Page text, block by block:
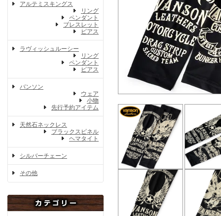
アルテミスキングス
リング
ペンダント
ブレスレット
ピアス
ラヴィッシュルーシー
リング
ペンダント
ピアス
バンソン
ウェア
小物
先行予約アイテム
天然石ネックレス
ブラックスピネル
ヘマタイト
シルバーチェーン
その他